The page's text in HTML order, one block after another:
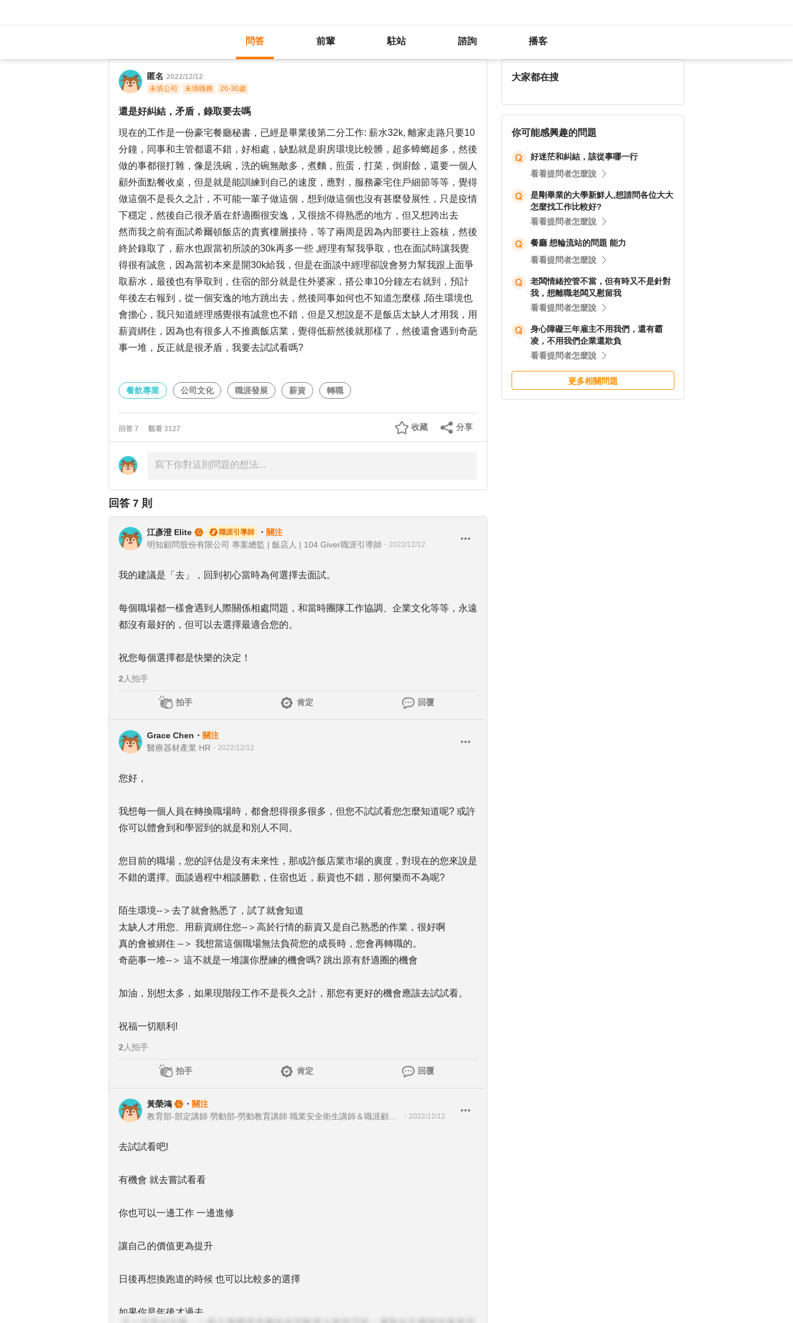
問答 前輩 駐站 諮詢 播客
匿名 2022/12/12
未填公司
未填職務 26-30歲
還是好糾結，矛盾，錄取要去嗎
現在的工作是一份豪宅餐廳秘書，已經是畢業後第二分工作: 薪水32k, 離家走路只要10
分鐘，同事和主管都還不錯，好相處，缺點就是廚房環境比較髒，超多蟑螂超多，然後
做的事都很打雜，像是洗碗，洗的碗無敵多，煮麵，煎蛋，打菜，倒廚餘，還要一個人
顧外面點餐收桌，但是就是能訓練到自己的速度，應對，服務豪宅住戶細節等等，覺得
做這個不是長久之計，不可能一輩子做這個，想到做這個也沒有甚麼發展性，只是疫情
下穩定，然後自己很矛盾在舒適圈很安逸，又很捨不得熟悉的地方，但又想跨出去
然而我之前有面試希爾頓飯店的貴賓樓層接待，等了兩周是因為內部要往上簽核，然後
終於錄取了，薪水也跟當初所談的30k再多一些 ,經理有幫我爭取，也在面試時讓我覺
得很有誠意，因為當初本來是開30k給我，但是在面談中經理卻說會努力幫我跟上面爭
取薪水，最後也有爭取到，住宿的部分就是住外婆家，搭公車10分鐘左右就到，預計
年後左右報到，從一個安逸的地方跳出去，然後同事如何也不知道怎麼樣 ,陌生環境也
會擔心，我只知道經理感覺很有誠意也不錯，但是又想說是不是飯店太缺人才用我，用
薪資綁住，因為也有很多人不推薦飯店業，覺得低薪然後就那樣了，然後還會遇到奇葩
事一堆，反正就是很矛盾，我要去試試看嗎?
餐飲專業 公司文化 職涯發展 薪資 轉職
回答 7 觀看 3127 分享
收藏
回答 7 則
江彥澄 Elite 職涯引導師 ・ 關注
明知顧問股份有限公司 專案總監 | 飯店人 | 104 Giver職涯引導師 ・ 2022/12/12
我的建議是「去」，回到初心當時為何選擇去面試。
每個職場都一樣會遇到人際關係相處問題，和當時團隊工作協調、企業文化等等，永遠
都沒有最好的，但可以去選擇最適合您的。
祝您每個選擇都是快樂的決定！
2 人拍手
拍手 肯定 回覆
Grace Chen ・ 關注
醫療器材產業 HR ・ 2022/12/12
您好，
我想每一個人員在轉換職場時，都會想得很多很多，但您不試試看您怎麼知道呢? 或許
你可以體會到和學習到的就是和別人不同。
您目前的職場，您的評估是沒有未來性，那或許飯店業市場的廣度，對現在的您來說是
不錯的選擇。面談過程中相談勝歡，住宿也近，薪資也不錯，那何樂而不為呢?
陌生環境--＞去了就會熟悉了，試了就會知道
太缺人才用您、用薪資綁住您--＞高於行情的薪資又是自己熟悉的作業，很好啊
真的會被綁住 --＞ 我想當這個職場無法負荷您的成長時，您會再轉職的。
奇葩事一堆--＞ 這不就是一堆讓你歷練的機會嗎? 跳出原有舒適圈的機會
加油，別想太多，如果現階段工作不是長久之計，那您有更好的機會應該去試試看。
祝福一切順利!
2 人拍手
拍手 肯定 回覆
黃榮鴻 ・ 關注
・ 2022/12/12
去試試看吧!
有機會 就去嘗試看看
你也可以一邊工作 一邊進修
讓自己的價值更為提升
日後再想換跑道的時候 也可以比較多的選擇
如果你是年後才過去
大家都在搜
你可能感興趣的問題
好迷茫和糾結，該從事哪一行
看看提問者怎麼說
是剛畢業的大學新鮮人,想請問各位大大
怎麼找工作比較好?
看看提問者怎麼說
餐廳 想輪流站的問題 能力
看看提問者怎麼說
老闆情緒控管不當，但有時又不是針對
我，想離職老闆又慰留我
看看提問者怎麼說
身心障礙三年雇主不用我們，還有霸
凌，不用我們企業還欺負
看看提問者怎麼說
更多相關問題